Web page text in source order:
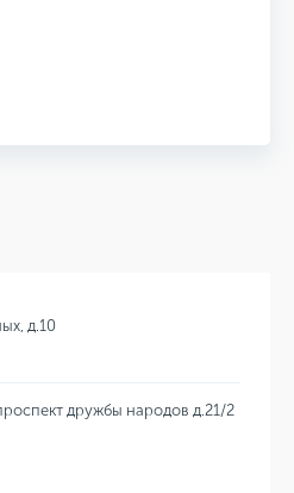
д.10
дружбы народов д.21/2